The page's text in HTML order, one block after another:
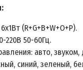
(R+G+B+W+O+P).
220В 50-60Гц.
авто, звуком,
синий, зеленый,